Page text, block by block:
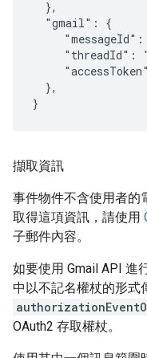
  },
  "gmail": {
"threadId":
  },
}
擷取資訊
事件物件不含使用者的
取得這項資訊，請使用
子郵件內容。
如要使用 Gmail API 進
中以不記名權杖的形式
OAuth2 存取權杖。